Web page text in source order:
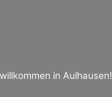
in Aulhausen!